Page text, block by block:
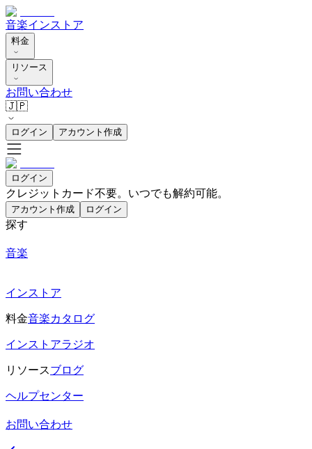
音楽インストア
料金
リソース
お問い合わせ
🇯🇵
ログイン アカウント作成
ログイン
クレジットカード不要。いつでも解約可能。
アカウント作成 ログイン
探す
音楽
インストア
料金音楽カタログ
インストアラジオ
リソースブログ
ヘルプセンター
お問い合わせ